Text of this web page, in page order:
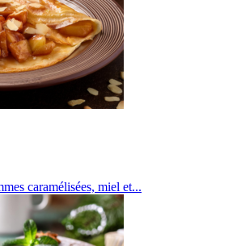
caramélisées, miel et...